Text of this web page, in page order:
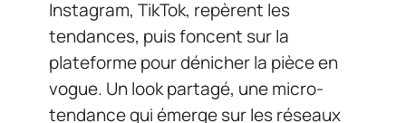
Instagram, TikTok, repèrent les
tendances, puis foncent sur la
plateforme pour dénicher la pièce en
vogue. Un look partagé, une micro-
tendance qui émerge sur les réseaux